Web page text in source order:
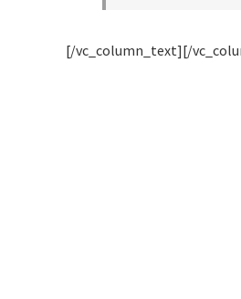
[/vc_column_text][/